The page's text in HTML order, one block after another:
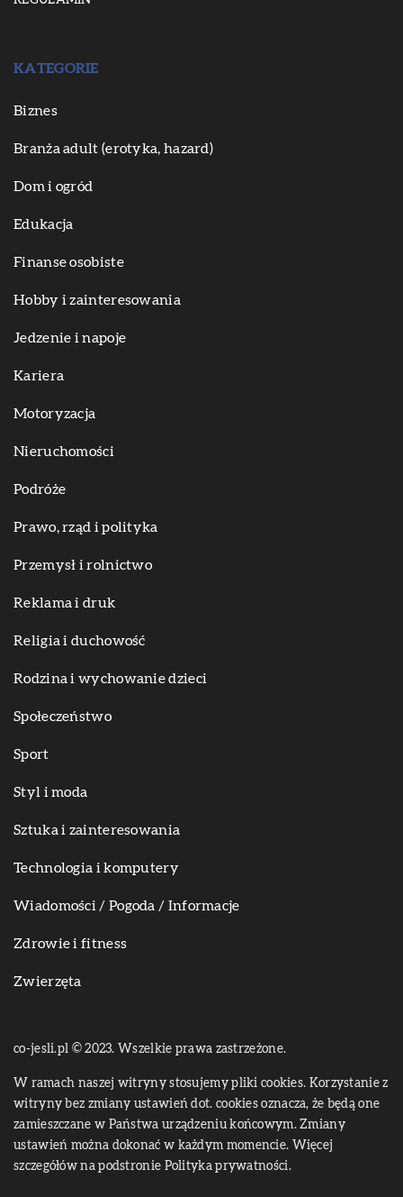
KATEGORIE
Biznes
Branża adult (erotyka, hazard)
Dom i ogród
Edukacja
Finanse osobiste
Hobby i zainteresowania
Jedzenie i napoje
Kariera
Motoryzacja
Nieruchomości
Podróże
Prawo, rząd i polityka
Przemysł i rolnictwo
Reklama i druk
Religia i duchowość
Rodzina i wychowanie dzieci
Społeczeństwo
Sport
Styl i moda
Sztuka i zainteresowania
Technologia i komputery
Wiadomości / Pogoda / Informacje
Zdrowie i fitness
Zwierzęta
co-jesli.pl © 2023. Wszelkie prawa zastrzeżone.
W ramach naszej witryny stosujemy pliki cookies. Korzystanie z
witryny bez zmiany ustawień dot. cookies oznacza, że będą one
zamieszczane w Państwa urządzeniu końcowym. Zmiany
ustawień można dokonać w każdym momencie. Więcej
szczegółów na podstronie Polityka prywatności.